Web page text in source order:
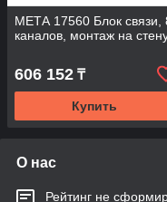
МЕТА 17560 Блок связи,
каналов, монтаж на
606 152 ₸
Купить
О нас
Рейтинг не